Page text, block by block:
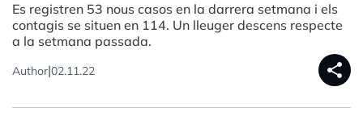
Es registren 53 nous casos en la darrera setmana i els
contagis se situen en 114. Un lleuger descens respecte
a la setmana passada.
Author|02.11.22 share